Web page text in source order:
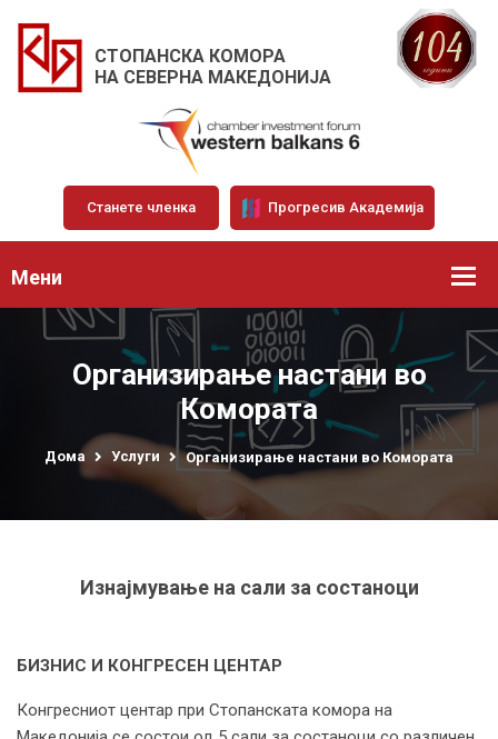
СТОПАНСКА КОМОРА
НА СЕВЕРНА МАКЕДОНИЈА
Станете членка Прогресив Академија
Мени
Организирање настани во
Комората
Дома Услуги Организирање настани во Комората
Изнајмување на сали за состаноци
БИЗНИС И КОНГРЕСЕН ЦЕНТАР
Конгресниот центар при Стопанската комора на